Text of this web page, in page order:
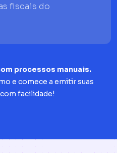
fiscais do
processos manuais.
e comece a emitir suas
facilidade!